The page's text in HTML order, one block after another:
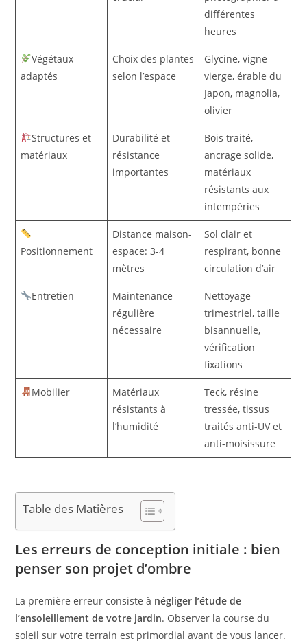
différentes
heures
Végétaux
adaptés
Choix des plantes
selon l’espace
Glycine, vigne
vierge, érable du
Japon, magnolia,
olivier
Structures et
matériaux
Durabilité et
résistance
importantes
Bois traité,
ancrage solide,
matériaux
résistants aux
intempéries
Positionnement
Distance maison-
espace: 3-4
mètres
Sol clair et
respirant, bonne
circulation d’air
Entretien
Maintenance
régulière
nécessaire
Nettoyage
trimestriel, taille
bisannuelle,
vérification
fixations
Mobilier
Matériaux
résistants à
l’humidité
Teck, résine
tressée, tissus
traités anti-UV et
anti-moisissure
Table des Matières
Les erreurs de conception initiale : bien
penser son projet d’ombre
La première erreur consiste à négliger l’étude de
l’ensoleillement de votre jardin. Observer la course du
soleil sur votre terrain est primordial avant de vous lancer.